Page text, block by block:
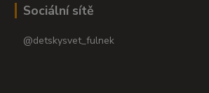
Sociální sítě
@detskysvet_fulnek